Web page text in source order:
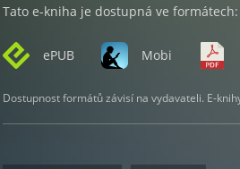
Tato e-kniha je dostupná ve formátech:
ePUB Mobi
Dostupnost formátů závisí na vydavateli. E-